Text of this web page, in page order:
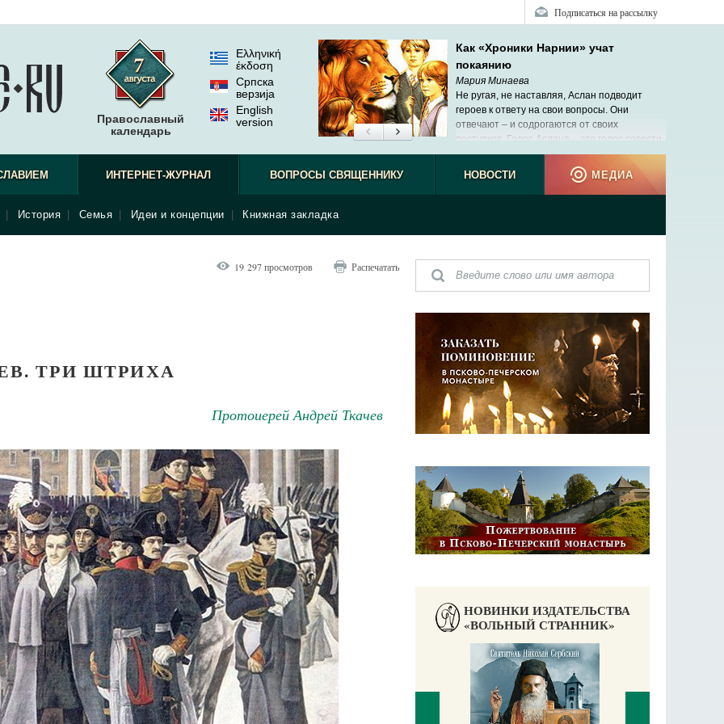
Подписаться на рассылку
Православный
календарь
Ελληνική
έκδοση
Српска
верзиjа
English
version
Как «Хроники Нарнии» учат
покаянию
Мария Минаева
Не ругая, не наставляя, Аслан подводит
героев к ответу на свои вопросы. Они
отвечают – и содрогаются от своих
поступков. Голос Аслана – это голос совести.
ИНТЕРНЕТ-ЖУРНАЛ
История Семья Идеи и концепции Книжная закладка
ВОПРОСЫ СВЯЩЕННИКУ НОВОСТИ МЕДИА
19 297 просмотров Распечатать
ТРИ ШТРИХА
Протоиерей Андрей Ткачев
НОВИНКИ ИЗДАТЕЛЬСТВА
«ВОЛЬНЫЙ СТРАННИК»